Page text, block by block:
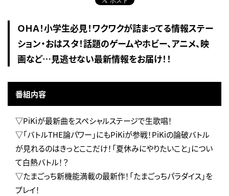
ＯＨＡ！小学生必見！ワクワクが詰まってる情報ステー
ション・おはスタ！話題のゲームやホビー、アニメ、映
画など…見逃せない最新情報をお届け！！
番組内容
▽PiKiが最新曲をスペシャルステージで生歌唱！
▽「バトルTHE論パワー」にもPiKiが参戦！PiKiの論破バトル
が見れるのはきっとここだけ！「夏休みにやりたいこと」につい
て白熱バトル！？
▽たまごっち新機能満載の最新作！「たまごっちパラダイス」を
プレイ！